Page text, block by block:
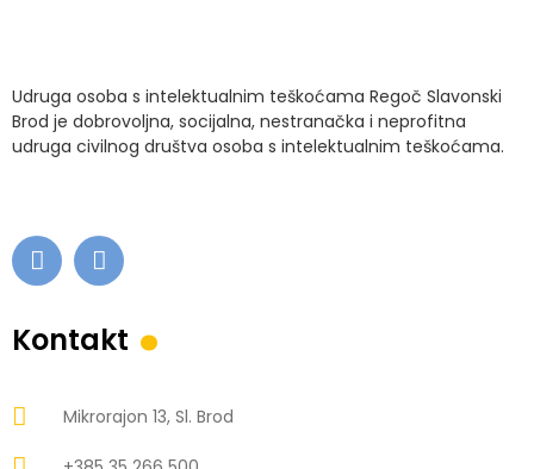
Udruga osoba s intelektualnim teškoćama Regoč Slavonski
Brod je dobrovoljna, socijalna, nestranačka i neprofitna
udruga civilnog društva osoba s intelektualnim teškoćama.
Kontakt .
Mikrorajon 13, Sl. Brod